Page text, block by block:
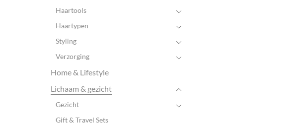
Haartools
Haartypen
Styling
Verzorging
Home & Lifestyle
Lichaam & gezicht
Gezicht
Gift & Travel Sets